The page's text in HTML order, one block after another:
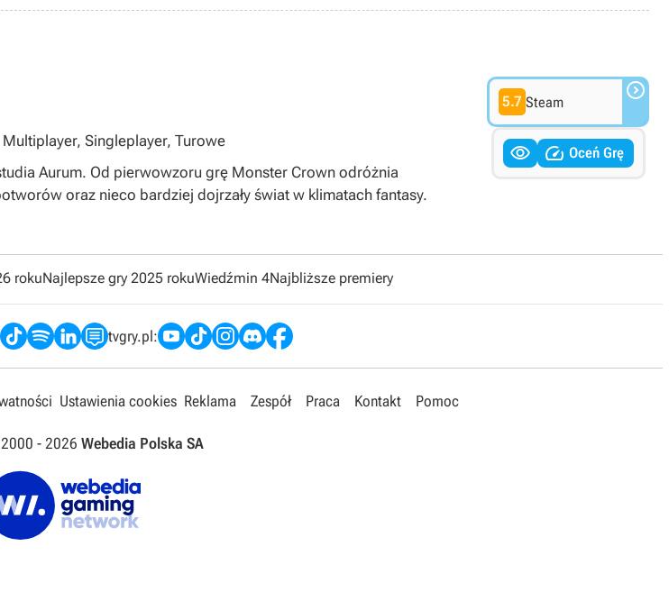
Singleplayer, Turowe
Aurum. Od pierwowzoru grę Monster Crown odróżnia
oraz nieco bardziej dojrzały świat w klimatach fantasy.
5.7 Steam 
  Oceń Grę
rokuNajlepsze gry 2025 rokuWiedźmin 4Najbliższe premiery
tvgry.pl:
Ustawienia cookies Reklama Zespół Praca Kontakt Pomoc
- 2026 Webedia Polska SA